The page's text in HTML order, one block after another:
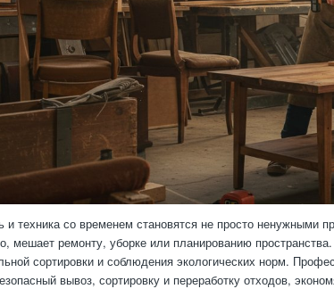
и техника со временем становятся не просто
мешает ремонту, уборке или планированию
сортировки и соблюдения экологических норм.
вывоз, сортировку и переработку отходов,